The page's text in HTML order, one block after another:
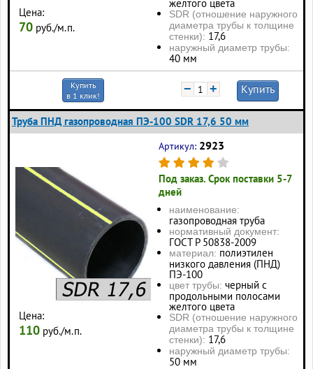
Цена:
70 руб./м.п.
желтого цвета
SDR (отношение наружного
диаметра трубы к толщине
стенки): 17,6
наружный диаметр трубы:
40 мм
Купить
в 1 клик!
− + Купить
Труба ПНД газопроводная ПЭ-100 SDR 17,6 50 мм
Цена:
110 руб./м.п.
Артикул: 2923
Под заказ. Срок поставки 5-7
дней
наименование:
газопроводная труба
нормативный документ:
ГОСТ Р 50838-2009
материал: полиэтилен
низкого давления (ПНД)
ПЭ-100
цвет трубы: черный с
продольными полосами
желтого цвета
SDR (отношение наружного
диаметра трубы к толщине
стенки): 17,6
наружный диаметр трубы:
50 мм